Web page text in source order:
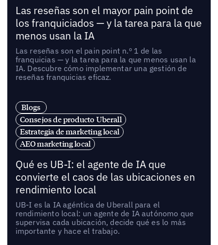
Las reseñas son el mayor pain point de
los franquiciados — y la tarea para la que
menos usan la IA
Las reseñas son el pain point n.º 1 de las
franquicias — y la tarea para la que menos usan la
IA. Descubre cómo implementar una gestión de
reseñas franquicias eficaz.
Blogs
Consejos de producto Uberall
Estrategia de marketing local
AEO marketing local
Qué es UB-I: el agente de IA que
convierte el caos de las ubicaciones en
rendimiento local
UB-I es la IA agéntica de Uberall para el
rendimiento local: un agente de IA autónomo que
supervisa cada ubicación, decide qué es lo más
importante y hace el trabajo.